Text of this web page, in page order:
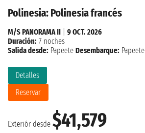
Polinesia: Polinesia francés
Exteriór desde $41,579
Detalles
Reservar
M/S PANORAMA II
9 OCT. 2026
Duración: 7 noches
Salida desde: Papeete Desembarque: Papeete